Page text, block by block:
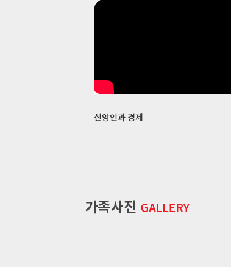
신앙인과 경제